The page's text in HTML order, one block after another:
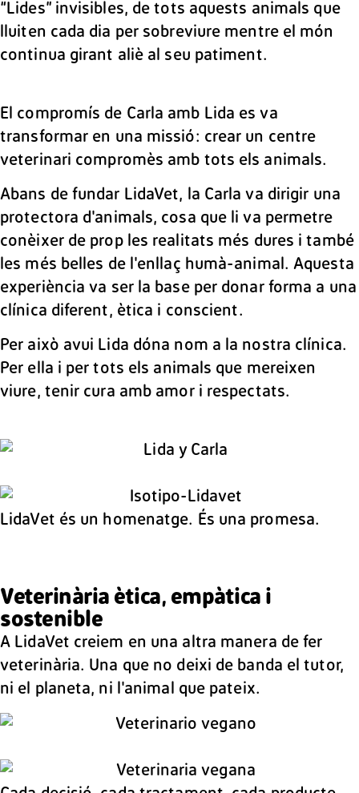
“Lides” invisibles, de tots aquests animals que
lluiten cada dia per sobreviure mentre el món
continua girant aliè al seu patiment.
El compromís de Carla amb Lida es va
transformar en una missió: crear un centre
veterinari compromès amb tots els animals.
Abans de fundar LidaVet, la Carla va dirigir una
protectora d'animals, cosa que li va permetre
conèixer de prop les realitats més dures i també
les més belles de l'enllaç humà-animal. Aquesta
experiència va ser la base per donar forma a una
clínica diferent, ètica i conscient.
Per això avui Lida dóna nom a la nostra clínica.
Per ella i per tots els animals que mereixen
viure, tenir cura amb amor i respectats.
LidaVet és un homenatge. És una promesa.
Veterinària ètica, empàtica i
sostenible
A LidaVet creiem en una altra manera de fer
veterinària. Una que no deixi de banda el tutor,
ni el planeta, ni l'animal que pateix.